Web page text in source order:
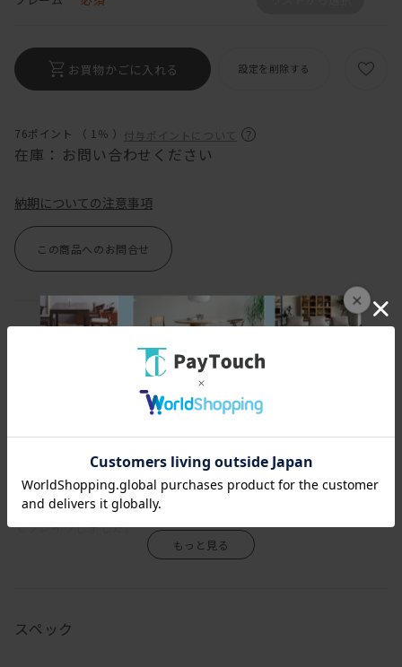
×
76ポイント （ 1％ ） 付与ポイントについて
在庫： お問い合わせください
お買物かごに入れる 設定を削除する
納期についての注意事項
この商品へのお問合せ
デンマークのデザインをリードするデザインスタジオ
VISSEVASSE（ヴィゼヴァゼ）は
デザインの国・デンマークならではの個性的な構図やモチーフ、
色使いを取り入れたデザインが特徴で、
そのデザインはコペンハーゲンに住むローカルの人たちの心を捉え
てブレイクしました。
ViSSEVASSE(ヴィゼヴァゼ)のポスターは組み合わせやすいので、
スペック